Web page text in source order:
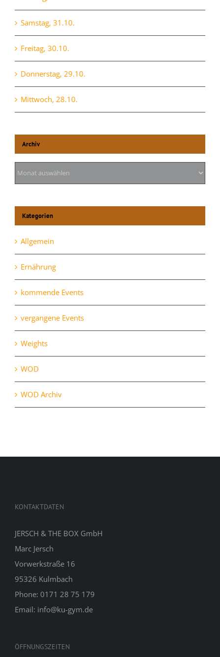
Samstag, 31.10.
Freitag, 30.10.
Donnerstag, 29.10.
Mittwoch, 28.10.
Archiv
Archiv
Kategorien
Allgemein
Ernährung
kommende Events
vergangene Events
Weights
WOD
WOD Archiv
KONTAKTDATEN
JERSCH & THE BOX GmbH
Marc Jersch
Vorwerkstraße 16
95326 Kulmbach
Phone: 0171 28 75 179
Email: info@ku-gym.de
ÖFFNUNGSZEITEN